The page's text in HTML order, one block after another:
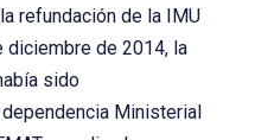
refundación de la IMU
diciembre de 2014, la
sido
Ministerial